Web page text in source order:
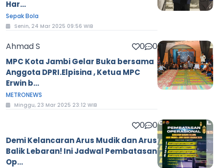
Har...
Sepak Bola
Senin, 24 Mar 2025 09:56 WIB
Ahmad S 0 0
MPC Kota Jambi Gelar Buka bersama
Anggota DPRI.Elpisina , Ketua MPC
Erwin b...
METRONEWS
Minggu, 23 Mar 2025 23:12 WIB
0 0
Demi Kelancaran Arus Mudik dan Arus
Balik Lebaran! Ini Jadwal Pembatasan
Op...